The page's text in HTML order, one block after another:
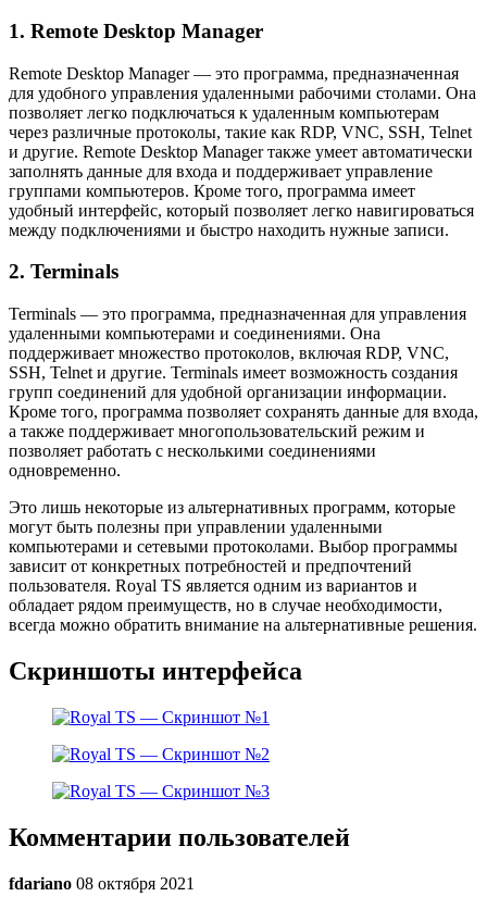
1. Remote Desktop Manager
Remote Desktop Manager — это программа, предназначенная
для удобного управления удаленными рабочими столами. Она
позволяет легко подключаться к удаленным компьютерам
через различные протоколы, такие как RDP, VNC, SSH, Telnet
и другие. Remote Desktop Manager также умеет автоматически
заполнять данные для входа и поддерживает управление
группами компьютеров. Кроме того, программа имеет
удобный интерфейс, который позволяет легко навигироваться
между подключениями и быстро находить нужные записи.
2. Terminals
Terminals — это программа, предназначенная для управления
удаленными компьютерами и соединениями. Она
поддерживает множество протоколов, включая RDP, VNC,
SSH, Telnet и другие. Terminals имеет возможность создания
групп соединений для удобной организации информации.
Кроме того, программа позволяет сохранять данные для входа,
а также поддерживает многопользовательский режим и
позволяет работать с несколькими соединениями
одновременно.
Это лишь некоторые из альтернативных программ, которые
могут быть полезны при управлении удаленными
компьютерами и сетевыми протоколами. Выбор программы
зависит от конкретных потребностей и предпочтений
пользователя. Royal TS является одним из вариантов и
обладает рядом преимуществ, но в случае необходимости,
всегда можно обратить внимание на альтернативные решения.
Скриншоты интерфейса
Комментарии пользователей
fdariano 08 октября 2021